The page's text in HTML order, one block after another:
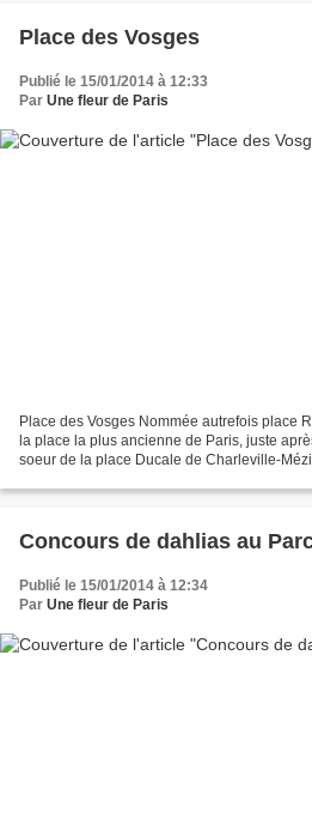
Place des Vosges
Publié le 15/01/2014 à 12:33
Par Une fleur de Paris
Place des Vosges Nommée autrefois place
la place la plus ancienne de Paris, juste
soeur de la place Ducale de Charleville-
Concours de dahlias au
Publié le 15/01/2014 à 12:34
Par Une fleur de Paris